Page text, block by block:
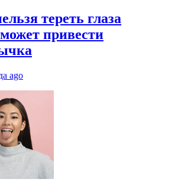
тереть глаза
привести
ago